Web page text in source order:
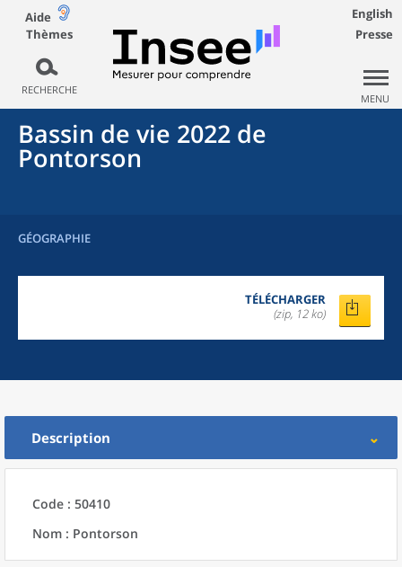
Aide
Thèmes
RECHERCHE
English
Presse
MENU
Bassin de vie 2022 de
Pontorson
GÉOGRAPHIE
TÉLÉCHARGER
(zip, 12 ko)
Description
Code : 50410
Nom : Pontorson